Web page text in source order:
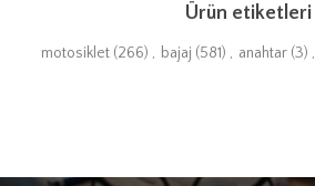
Ürün etiketleri
motosiklet (266) , bajaj (581) , anahtar (3) ,